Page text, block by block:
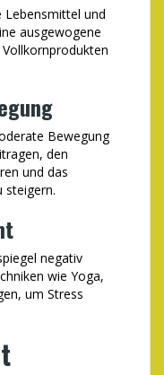
Lebensmittel und
ausgewogene
Bewegung
den
und das
steigern.
negativ
wie Yoga,
um Stress